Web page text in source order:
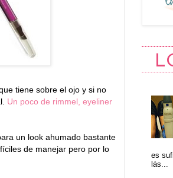
tiene sobre el ojo y si no
Un poco de rimmel, eyeliner
un look ahumado bastante
de manejar pero por lo
es
lás...